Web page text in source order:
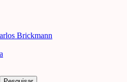
Brickmann